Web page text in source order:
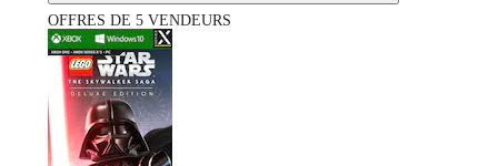
OFFRES DE 5 VENDEURS